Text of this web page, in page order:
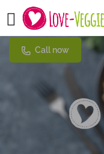
Mundo Sano
Call now